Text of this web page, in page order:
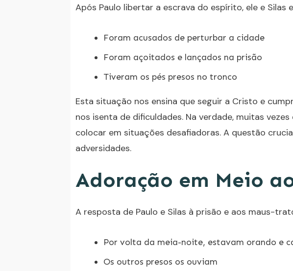
Após Paulo libertar a escrava do espírito, ele e Silas
Foram acusados de perturbar a cidade
Foram açoitados e lançados na prisão
Tiveram os pés presos no tronco
Esta situação nos ensina que seguir a Cristo e
nos isenta de dificuldades. Na verdade, muitas
colocar em situações desafiadoras. A questão
adversidades.
Adoração em Meio
A resposta de Paulo e Silas à prisão e aos maus-
Por volta da meia-noite, estavam orando e
Os outros presos os ouviam